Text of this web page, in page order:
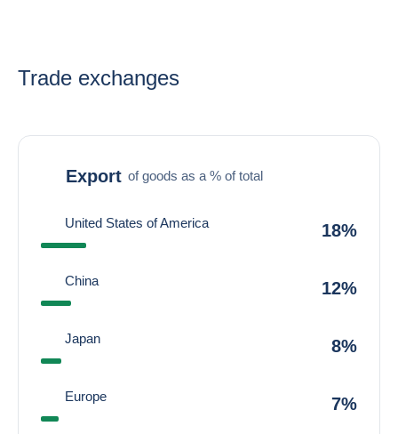
Trade exchanges
Export of goods as a % of total
United States of America 18%
China 12%
Japan 8%
Europe 7%